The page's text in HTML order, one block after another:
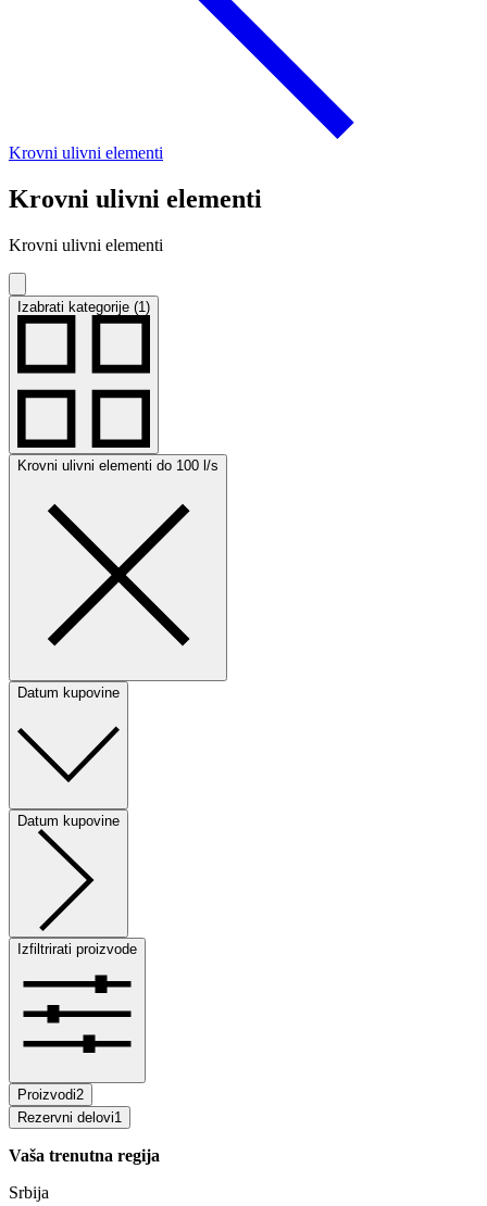
Krovni ulivni elementi
Krovni ulivni elementi
Krovni ulivni elementi
Izabrati kategorije (1)
Krovni ulivni elementi do 100 l/s
Datum kupovine
Datum kupovine
Izfiltrirati proizvode
Proizvodi2
Rezervni delovi1
Vaša trenutna regija
Srbija